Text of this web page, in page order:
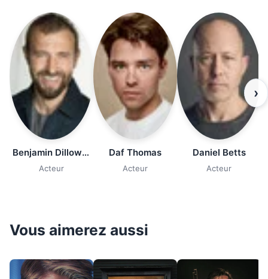
Benjamin Dilloway
Acteur
Daf Thomas
Acteur
Daniel Betts
Acteur
›
Vous aimerez aussi